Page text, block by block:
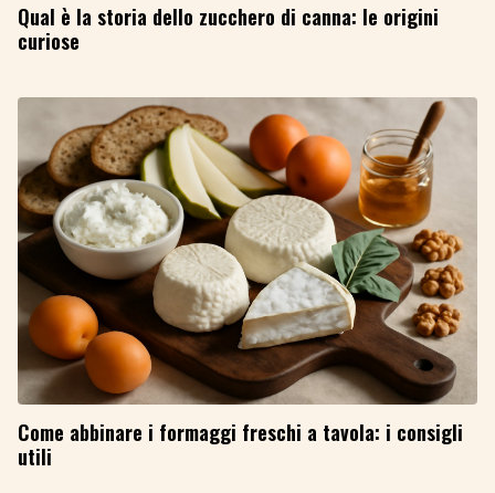
Qual è la storia dello zucchero di canna: le origini
curiose
Come abbinare i formaggi freschi a tavola: i consigli
utili